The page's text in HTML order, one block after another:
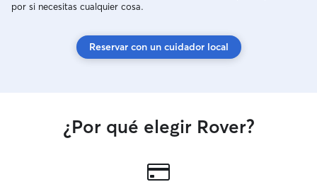
por si necesitas cualquier cosa.
Reservar con un cuidador local
¿Por qué elegir Rover?